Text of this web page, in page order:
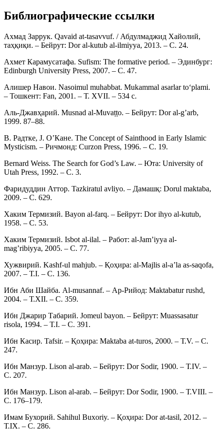
Библиографические ссылки
Ахмад Заррук. Qavaid at-tasavvuf. / Абдулмаджид Хайолий,
таҳқиқи. – Бейрут: Dor al-kutub al-ilmiyya, 2013. – С. 24.
Ахмет Карамусатафа. Sufism: The formative period. – Эдинбург:
Edinburgh University Press, 2007. – С. 47.
Алишер Навои. Nasoimul muhabbat. Mukammal asarlar to‘plami.
– Тошкент: Fan, 2001. – Т. XVII. – 534 с.
Аль-Джавҳарий. Musnad al-Muvaṭṭo. – Бейрут: Dor al-g’arb,
1999. 87–88.
B. Радтке, J. O’Кане. The Concept of Sainthood in Early Islamic
Mysticism. – Ричмонд: Curzon Press, 1996. – С. 19.
Bernard Weiss. The Search for God’s Law. – Юта: University of
Utah Press, 1992. – С. 3.
Фаридуддин Аттор. Tazkiratul avliyo. – Дамашқ: Dorul maktaba,
2009. – С. 629.
Хаким Термизий. Bayon al-farq. – Бейрут: Dor ihyo al-kutub,
1958. – С. 53.
Хаким Термизий. Isbot al-ilal. – Работ: al-Jam’iyya al-
mag’ribiyya, 2005. – С. 77.
Хужвирий. Kashf-ul mahjub. – Қоҳира: al-Majlis al-a’la as-saqofa,
2007. – Т.I. – С. 136.
Ибн Аби Шайба. Al-musannaf. – Ар-Рийод: Maktabatur rushd,
2004. – Т.XII. – С. 359.
Ибн Джарир Табарий. Jomeul bayon. – Бейрут: Muassasatur
risola, 1994. – Т.I. – С. 391.
Ибн Касир. Tafsir. – Қоҳира: Maktaba at-turos, 2000. – Т.V. – С.
247.
Ибн Манзур. Lison al-arab. – Бейрут: Dor Sodir, 1900. – Т.IV. –
С. 207.
Ибн Манзур. Lison al-arab. – Бейрут: Dor Sodir, 1900. – Т.VIII. –
С. 176–179.
Имам Бухорий. Sahihul Buxoriy. – Қоҳира: Dor at-tasil, 2012. –
Т.IX. – С. 286.